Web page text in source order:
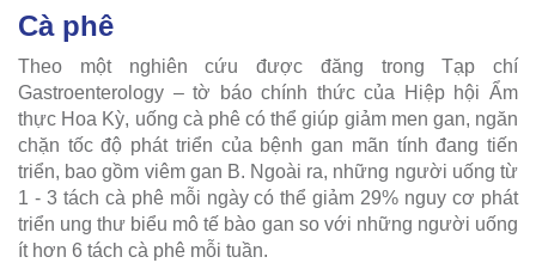
Cà phê
Theo một nghiên cứu được đăng trong Tạp chí
Gastroenterology – tờ báo chính thức của Hiệp hội Ẩm
thực Hoa Kỳ, uống cà phê có thể giúp giảm men gan, ngăn
chặn tốc độ phát triển của bệnh gan mãn tính đang tiến
triển, bao gồm viêm gan B. Ngoài ra, những người uống từ
1 - 3 tách cà phê mỗi ngày có thể giảm 29% nguy cơ phát
triển ung thư biểu mô tế bào gan so với những người uống
ít hơn 6 tách cà phê mỗi tuần.